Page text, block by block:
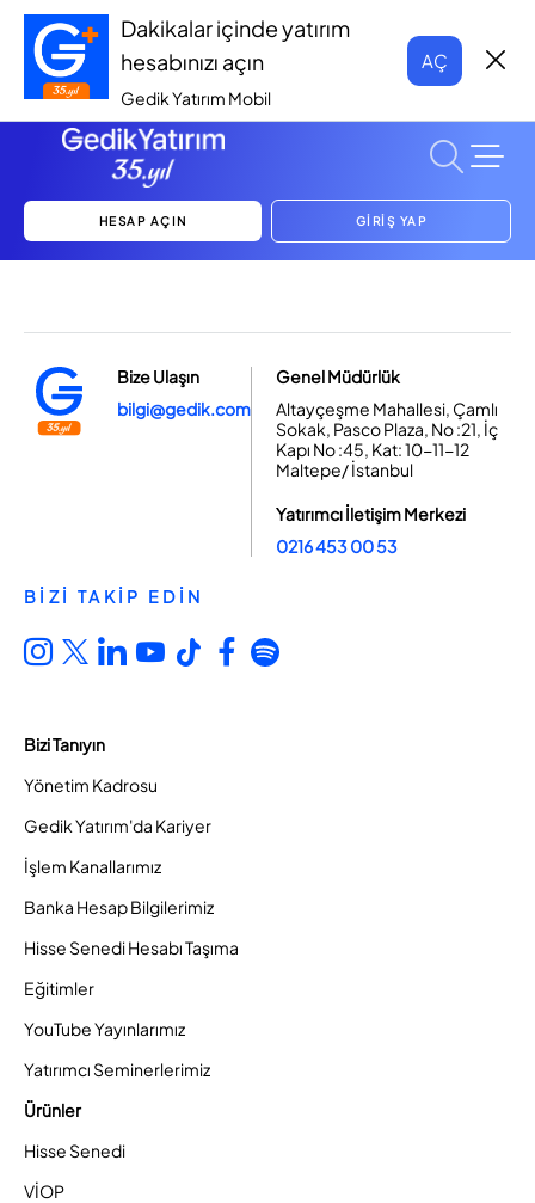
Dakikalar içinde yatırım
hesabınızı açın
Gedik Yatırım Mobil
AÇ
HESAP AÇIN GİRİŞ YAP
Bize Ulaşın
bilgi@gedik.com
Genel Müdürlük
Altayçeşme Mahallesi, Çamlı
Sokak, Pasco Plaza, No :21, İç
Kapı No :45, Kat: 10-11-12
Maltepe/ İstanbul
Yatırımcı İletişim Merkezi
0216 453 00 53
BİZİ TAKİP EDİN
Bizi Tanıyın
Yönetim Kadrosu
Gedik Yatırım'da Kariyer
İşlem Kanallarımız
Banka Hesap Bilgilerimiz
Hisse Senedi Hesabı Taşıma
Eğitimler
YouTube Yayınlarımız
Yatırımcı Seminerlerimiz
Ürünler
Hisse Senedi
VİOP